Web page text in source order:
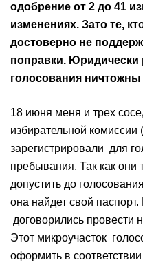
одобрение от 2 до 41
изменениях. Зато те,
достоверно не
поправки. Юридически
голосования ничтожны
18 июня меня и трех
избирательной
зарегистрировали для
пребывания. Так как они
допустить до
она найдет свой
договорились провести
Этот микроучасток
оформить в